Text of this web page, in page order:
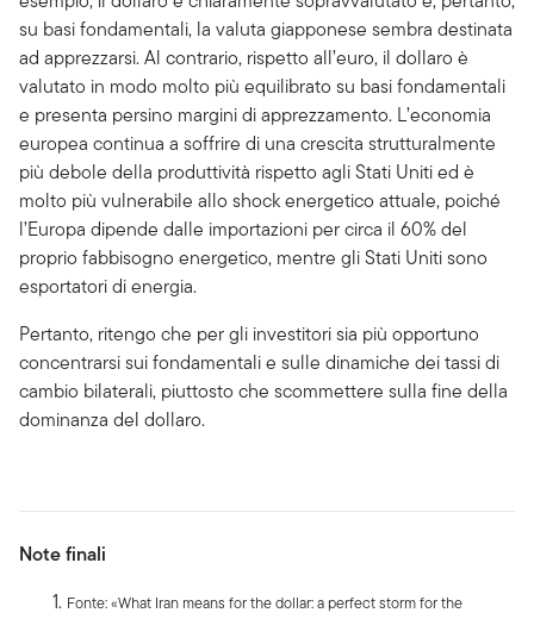
su basi fondamentali, la valuta giapponese sembra destinata
ad apprezzarsi. Al contrario, rispetto all’euro, il dollaro è
valutato in modo molto più equilibrato su basi fondamentali
e presenta persino margini di apprezzamento. L’economia
europea continua a soffrire di una crescita strutturalmente
più debole della produttività rispetto agli Stati Uniti ed è
molto più vulnerabile allo shock energetico attuale, poiché
l’Europa dipende dalle importazioni per circa il 60% del
proprio fabbisogno energetico, mentre gli Stati Uniti sono
esportatori di energia.
Pertanto, ritengo che per gli investitori sia più opportuno
concentrarsi sui fondamentali e sulle dinamiche dei tassi di
cambio bilaterali, piuttosto che scommettere sulla fine della
dominanza del dollaro.
Note finali
Fonte: «What Iran means for the dollar: a perfect storm for the